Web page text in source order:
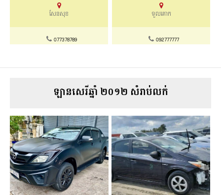
សែនសុខ
077378789
ទួលគោក
092777777
ឡានសេរីឆ្នាំ ២០១២ សំរាប់លក់